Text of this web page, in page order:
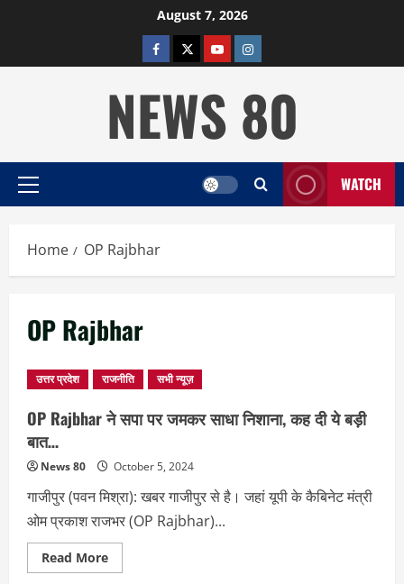
August 7, 2026
facebooktwitterYOUTUBE
instagram
NEWS 80
Primary
WATCH
Home OP Rajbhar
OP Rajbhar
उत्तर प्रदेश राजनीति सभी न्यूज़
OP Rajbhar ने सपा पर जमकर साधा निशाना, कह दी ये बड़ी
बात…
News 80 October 5, 2024
गाजीपुर (पवन मिश्रा): खबर गाजीपुर से है। जहां यूपी के कैबिनेट मंत्री
ओम प्रकाश राजभर (OP Rajbhar)...
Read MoreRead
more